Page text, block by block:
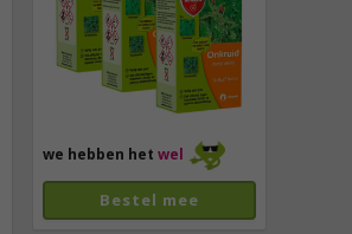
we hebben het wel
Bestel mee